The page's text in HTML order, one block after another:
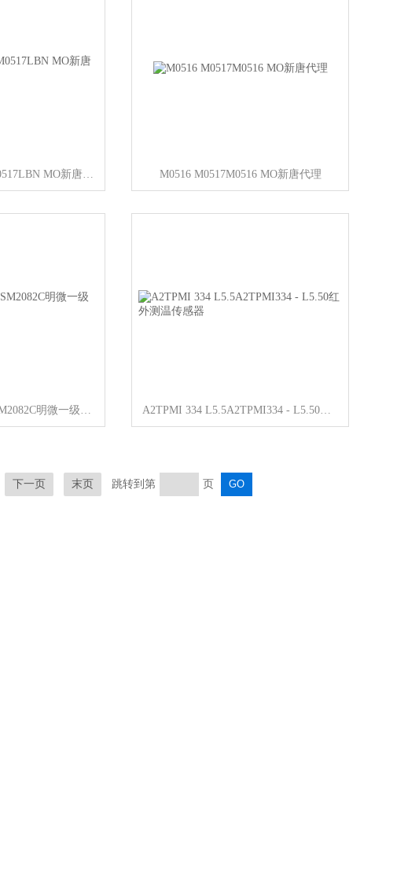
M0517LBN M0517M0517LBN MO新唐代理 M0516 M0517M0516 MO新唐代理
SM2082C SM2082CSM2082C明微一级代理 A2TPMI 334 L5.5A2TPMI334 - L5.50红外测温传感器
下一页 末页 跳转到第 页